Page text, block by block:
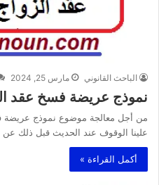
الباحث القانوني مارس 25, 2024
نموذج عريضة فسخ عقد
من أجل معالجة موضوع نموذج عريضة
علينا الوقوف عند الحديث قبل ذلك
أكمل القراءة »